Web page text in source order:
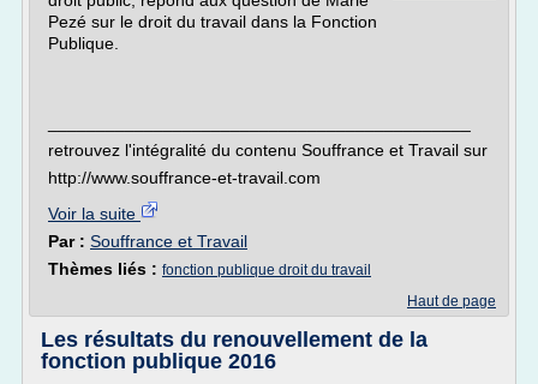
Pezé sur le droit du travail dans la Fonction
Publique.
retrouvez l'intégralité du contenu Souffrance et Travail sur
http://www.souffrance-et-travail.com
Voir la suite
Par : Souffrance et Travail
Thèmes liés : fonction publique droit du travail
Haut de page
Les résultats du renouvellement de la
fonction publique 2016